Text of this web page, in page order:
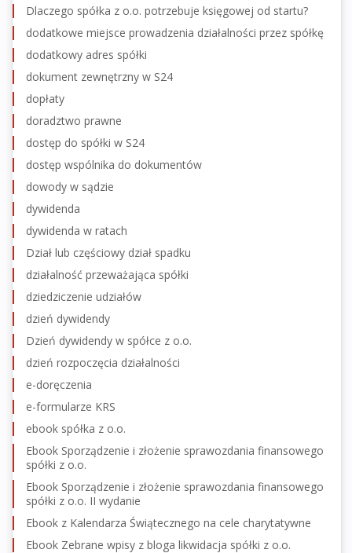
Dlaczego spółka z o.o. potrzebuje księgowej od startu?
dodatkowe miejsce prowadzenia działalności przez spółkę
dodatkowy adres spółki
dokument zewnętrzny w S24
dopłaty
doradztwo prawne
dostęp do spółki w S24
dostęp wspólnika do dokumentów
dowody w sądzie
dywidenda
dywidenda w ratach
Dział lub częściowy dział spadku
działalność przeważająca spółki
dziedziczenie udziałów
dzień dywidendy
Dzień dywidendy w spółce z o.o.
dzień rozpoczęcia działalności
e-doręczenia
e-formularze KRS
ebook spółka z o.o.
Ebook Sporządzenie i złożenie sprawozdania finansowego
spółki z o.o.
Ebook Sporządzenie i złożenie sprawozdania finansowego
spółki z o.o. II wydanie
Ebook z Kalendarza Świątecznego na cele charytatywne
Ebook Zebrane wpisy z bloga likwidacja spółki z o.o.